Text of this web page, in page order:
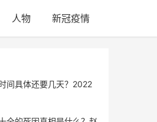
人物 新冠疫情
间具体还要几天？2022